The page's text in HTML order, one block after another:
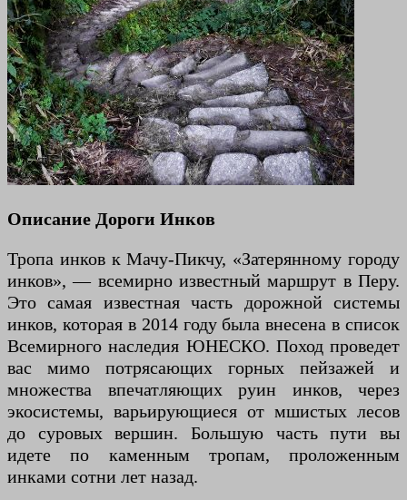
Описание Дороги Инков
Тропа инков к Мачу-Пикчу, «Затерянному городу
инков», — всемирно известный маршрут в Перу.
Это самая известная часть дорожной системы
инков, которая в 2014 году была внесена в список
Всемирного наследия ЮНЕСКО. Поход проведет
вас мимо потрясающих горных пейзажей и
множества впечатляющих руин инков, через
экосистемы, варьирующиеся от мшистых лесов
до суровых вершин. Большую часть пути вы
идете по каменным тропам, проложенным
инками сотни лет назад.